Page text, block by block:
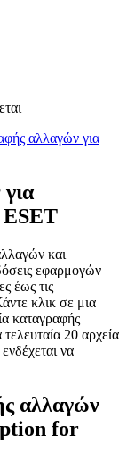
αλλαγών για
ESET
και
εφαρμογών
έως τις
κλικ σε μια
καταγραφής
20 αρχεία
να
αλλαγών
for